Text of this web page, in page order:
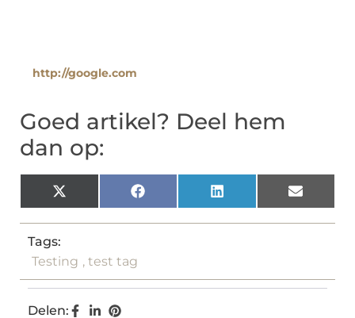
http://google.com
Goed artikel? Deel hem
dan op:
X
(Twitter)
Facebook LinkedIn Email
Tags:
Testing , test tag
Delen: